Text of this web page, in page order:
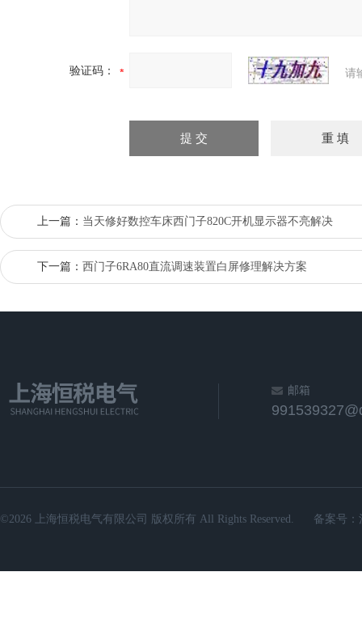
验证码： 请
上一篇： 当天修好数控车床西门子820C开机显示器不亮解决
下一篇： 西门子6RA80直流调速装置白屏修理解决方案
邮箱
©2026 上海恒税电气有限公司 版权所有 All Rights Reserved. 备案号：